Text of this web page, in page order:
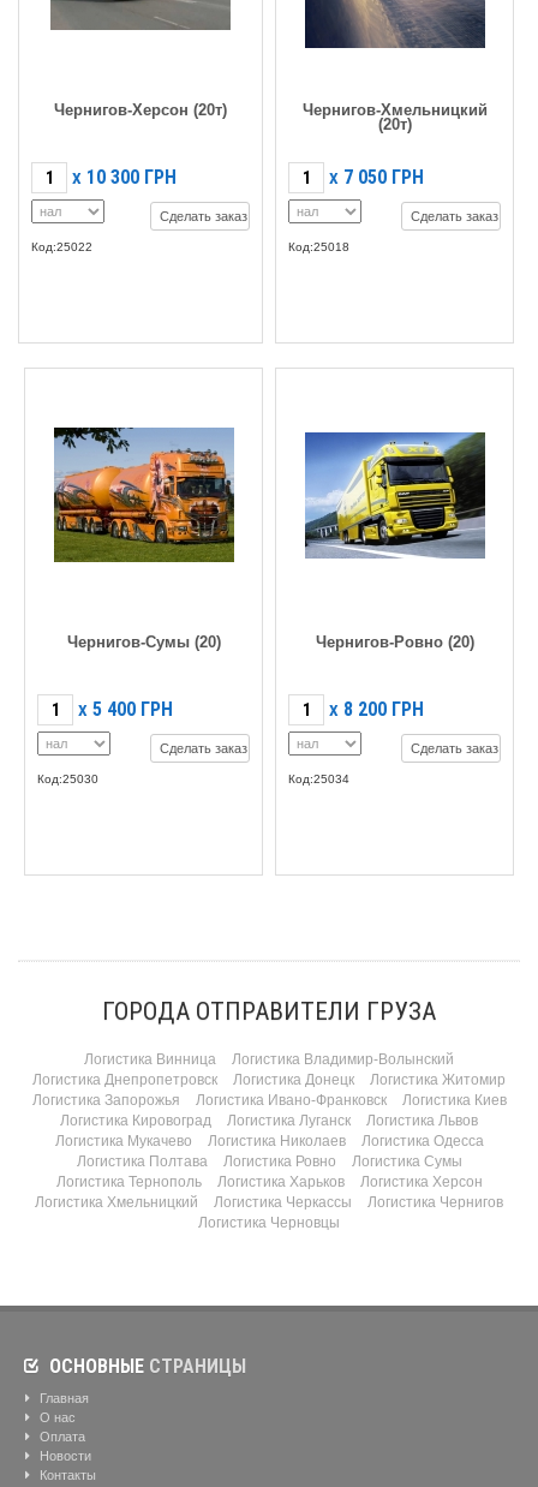
Чернигов-Херсон (20т)
X 10 300 ГРН
Сделать заказ
Код:25022
Чернигов-Хмельницкий
(20т)
X 7 050 ГРН
Сделать заказ
Код:25018
Чернигов-Сумы (20)
X 5 400 ГРН
Сделать заказ
Код:25030
Чернигов-Ровно (20)
X 8 200 ГРН
Сделать заказ
Код:25034
ГОРОДА ОТПРАВИТЕЛИ ГРУЗА
Логистика Винница
Логистика Владимир-Волынский
Логистика Днепропетровск
Логистика Донецк
Логистика Житомир
Логистика Запорожья
Логистика Ивано-Франковск
Логистика Киев
Логистика Кировоград
Логистика Луганск
Логистика Львов
Логистика Мукачево
Логистика Николаев
Логистика Одесса
Логистика Полтава
Логистика Ровно
Логистика Сумы
Логистика Тернополь
Логистика Харьков
Логистика Херсон
Логистика Хмельницкий
Логистика Черкассы
Логистика Чернигов
Логистика Черновцы
ОСНОВНЫЕ СТРАНИЦЫ
Главная
О нас
Оплата
Новости
Контакты